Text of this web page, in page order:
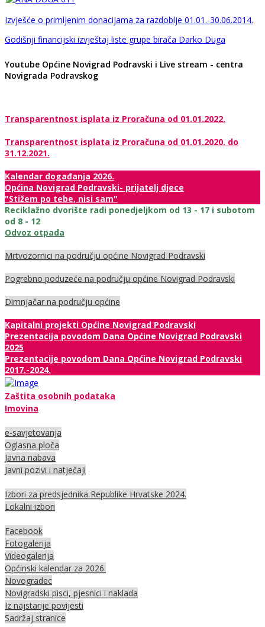
Izvješće o primljenim donacijama za razdoblje 01.01.-30.06.2014.
Godišnji financijski izvještaj liste grupe birača Darko Duga
Youtube Općine Novigrad Podravski i Live stream - centra
Novigrada Podravskog
Transparentnost isplata iz Proračuna od 01.01.2022.
Transparentnost isplata iz Proračuna od 01.01.2020. do
31.12.2021.
Kalendar događanja 2026.
Općina Novigrad Podravski- prijatelj djece
"Stižem po tebe, nisi sam"
Reciklažno dvorište radi ponedjeljkom od 13 - 17 i subotom
od 8 - 12
Odvoz otpada
Mrtvozornici na području općine Novigrad Podravski
Pogrebno poduzeće na području općine Novigrad Podravski
Dimnjačar na području općine
Kapitalni projekti Općine Novigrad Podravski
Prezentacija povodom Dana Općine Novigrad Podravski
2025
Prezentacije povodom Dana Općine Novigrad Podravski
2017.-2024.
Zaštita osobnih podataka
Imovina
e-savjetovanja
Oglasna ploča
Javna nabava
Javni pozivi i natječaji
Izbori za predsjednika Republike Hrvatske 2024.
Lokalni izbori
Facebook
Fotogalerija
Videogalerija
Općinski kalendar za 2026.
Novogradec
Novigradski pisci, pjesnici i naklada
Iz najstarije povijesti
Sadržaj stranice